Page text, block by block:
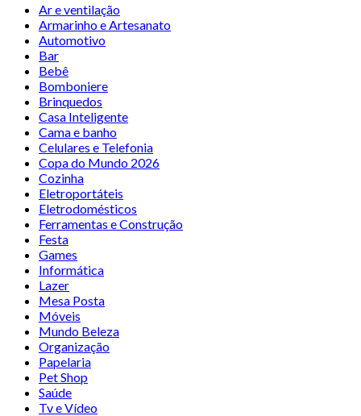
Ar e ventilação
Armarinho e Artesanato
Automotivo
Bar
Bebê
Bomboniere
Brinquedos
Casa Inteligente
Cama e banho
Celulares e Telefonia
Copa do Mundo 2026
Cozinha
Eletroportáteis
Eletrodomésticos
Ferramentas e Construção
Festa
Games
Informática
Lazer
Mesa Posta
Móveis
Mundo Beleza
Organização
Papelaria
Pet Shop
Saúde
Tv e Vídeo